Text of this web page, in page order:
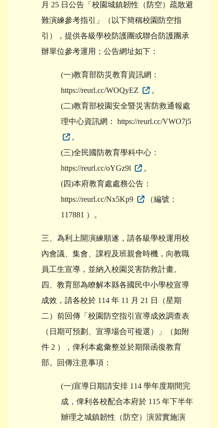
月 25 日公告「校園城鎮韌性（防空）疏散避
難演練參考指引」（以下簡稱校園防空指
引），提供各級學校防護團或聯合防護團承
辦單位參考運用；公告網址如下：
(一)教育部防災教育資訊網：
https://reurl.cc/WOQyEZ
。
(二)教育部校園安全暨災害防救通報處
理中心資訊網： https://reurl.cc/VWO7j5
。
(三)全民國防教育學科中心：
https://reurl.cc/oYGz9l
。
(四)本府教育處處務公告：
https://reurl.cc/Nx5Kp9
（編號：
117881 ）。
三、為利上開演練順遂，請各級學校運用校
內會議、集會、課程及班親會時機，向教職
員工生宣導，並納入校園災害防救計畫。
四、教育部為瞭解本縣各國民中小學校宣導
成效，請各校於 114 年 11 月 21 日（星期
二）前回傳「校園防空指引宣導成效調查表
（日期可預劃、宣導場合可複選）」（如附
件 2 ），俾利本處彙整並於期限函復教育
部。回傳注意事項：
(一)宣導日期請安排 114 學年度期間完
成，俾利各校配合本府於 115 年下半年
辧理之城鎮韌性（防空）演習實施演